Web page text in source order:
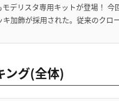
デリスタ専用キットが登場！
加飾が採用された。従来のク
ング(全体)